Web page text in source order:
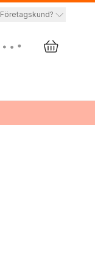
Företagskund?